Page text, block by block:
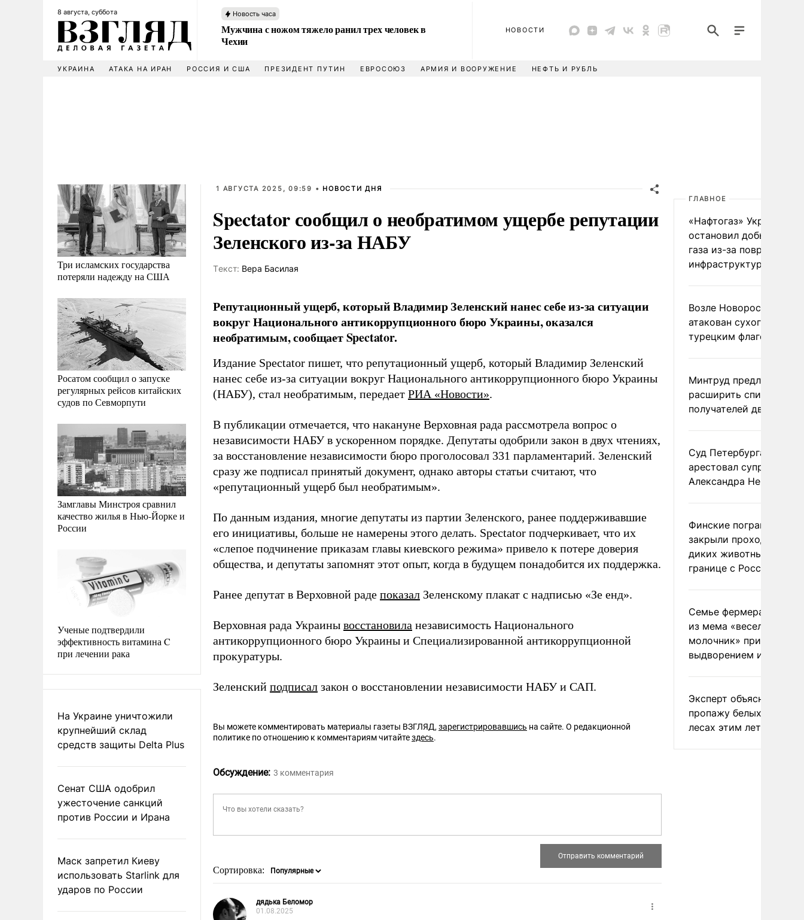
8 августа, суббота Новость часа
Мужчина с ножом тяжело ранил трех человек в
Чехии
НОВОСТИ
УКРАИНА АТАКА НА ИРАН РОССИЯ И США ПРЕЗИДЕНТ ПУТИН ЕВРОСОЮЗ АРМИЯ И ВООРУЖЕНИЕ НЕФТЬ И РУБЛЬ
Три исламских государства
потеряли надежду на США
Росатом сообщил о запуске
регулярных рейсов китайских
судов по Севморпути
Замглавы Минстроя сравнил
качество жилья в Нью-Йорке и
России
Ученые подтвердили
эффективность витамина C
при лечении рака
На Украине уничтожили
крупнейший склад
средств защиты Delta Plus
Сенат США одобрил
ужесточение санкций
против России и Ирана
Маск запретил Киеву
использовать Starlink для
ударов по России
1 АВГУСТА 2025, 09:59 • НОВОСТИ ДНЯ
Spectator сообщил о необратимом ущербе репутации
Зеленского из-за НАБУ
Tекст: Вера Басилая
Репутационный ущерб, который Владимир Зеленский нанес себе из-за ситуации
вокруг Национального антикоррупционного бюро Украины, оказался
необратимым, сообщает Spectator.
Издание Spectator пишет, что репутационный ущерб, который Владимир Зеленский
нанес себе из-за ситуации вокруг Национального антикоррупционного бюро Украины
(НАБУ), стал необратимым, передает РИА «Новости».
В публикации отмечается, что накануне Верховная рада рассмотрела вопрос о
независимости НАБУ в ускоренном порядке. Депутаты одобрили закон в двух чтениях,
за восстановление независимости бюро проголосовал 331 парламентарий. Зеленский
сразу же подписал принятый документ, однако авторы статьи считают, что
«репутационный ущерб был необратимым».
По данным издания, многие депутаты из партии Зеленского, ранее поддерживавшие
его инициативы, больше не намерены этого делать. Spectator подчеркивает, что их
«слепое подчинение приказам главы киевского режима» привело к потере доверия
общества, и депутаты запомнят этот опыт, когда в будущем понадобится их поддержка.
Ранее депутат в Верховной раде показал Зеленскому плакат с надписью «Зе енд».
Верховная рада Украины восстановила независимость Национального
антикоррупционного бюро Украины и Специализированной антикоррупционной
прокуратуры.
Зеленский подписал закон о восстановлении независимости НАБУ и САП.
Вы можете комментировать материалы газеты ВЗГЛЯД, зарегистрировавшись на сайте. О редакционной
политике по отношению к комментариям читайтездесь.
Обсуждение: 3 комментария
Сортировка:
дядька Беломор
01.08.2025
ГЛАВНОЕ
«Нафтогаз» Украины
остановил добычу
газа из-за повреждения
инфраструктуры
Возле Новороссийска
атакован сухогруз под
турецким флагом
Минтруд предложил
расширить список
получателей двух
Суд Петербурга заочно
арестовал супругу
Александра Невзорова
Финские пограничники
закрыли проходы для
диких животных на
границе с Россией
Семье фермера
из мема «веселый
молочник» пригрозили
выдворением из
Эксперт объяснил
пропажу белых грибов
лесах этим летом